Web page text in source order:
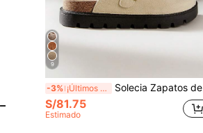
9
-3% ¡Últimos 2 días Solecia Zapatos de mujer nuevos con punta cerrada, plataforma de pino de agua PVC con hebilla, zapatos de mulas beige de mujer, estilo casual retro Mori para citas y vacaciones
S/81.75
Estimado